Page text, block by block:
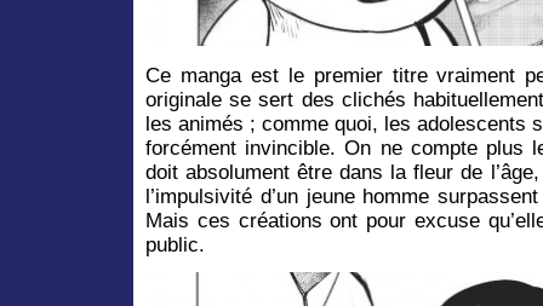
Ce manga est le premier titre vraiment
originale se sert des clichés
les animés ; comme quoi, les adolescents
forcément invincible. On ne compte plus
doit absolument être dans la fleur de
l’impulsivité d’un jeune homme
Mais ces créations ont pour excuse
public.